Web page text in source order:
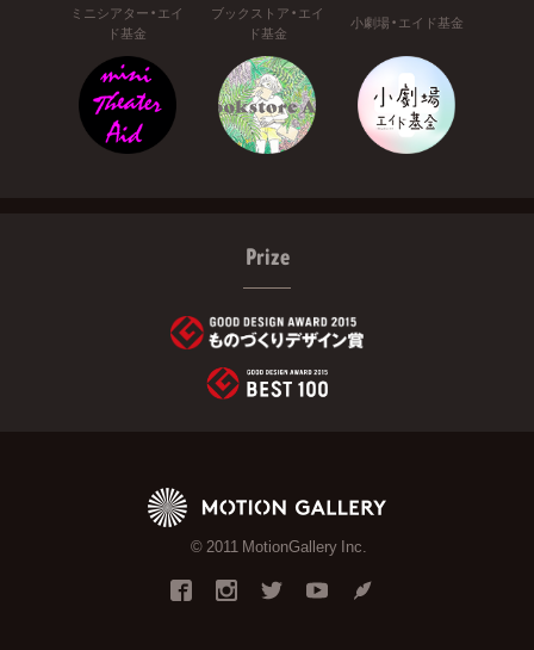
ミニシアター・エイ
ド基金
ブックストア・エイ
ド基金
小劇場・エイド基金
Prize
© 2011 MotionGallery Inc.